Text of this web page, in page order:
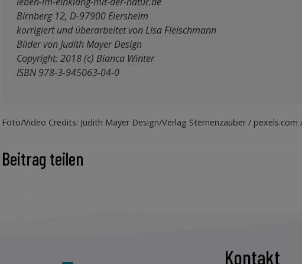
Birnberg 12, D-97900 Eiersheim
korrigiert und überarbeitet von Lisa Fleischmann
Bilder von Judith Mayer Design
Copyright: 2018 (c) Bianca Winter
ISBN 978-3-945063-04-0
Foto/Video Credits: Judith Mayer Design/Verlag Sternenzauber /
Beitrag teilen
Kontakt